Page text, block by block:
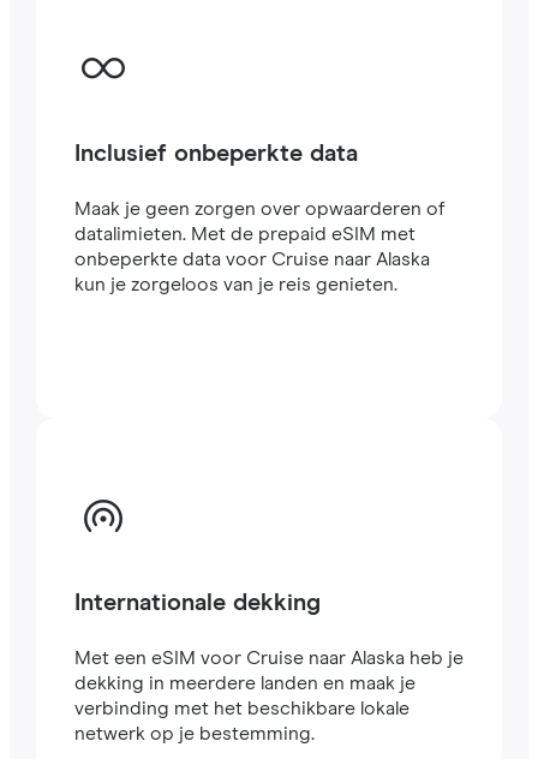
Inclusief onbeperkte data
Maak je geen zorgen over opwaarderen of
datalimieten. Met de prepaid eSIM met
onbeperkte data voor Cruise naar Alaska
kun je zorgeloos van je reis genieten.
Internationale dekking
Met een eSIM voor Cruise naar Alaska heb je
dekking in meerdere landen en maak je
verbinding met het beschikbare lokale
netwerk op je bestemming.